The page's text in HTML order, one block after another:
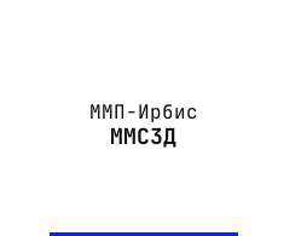
ММП-Ирбис
ММС3Д